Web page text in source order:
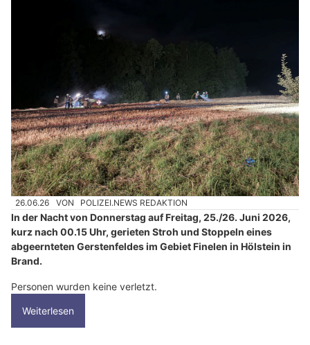
26.06.26 VON POLIZEI.NEWS REDAKTION
In der Nacht von Donnerstag auf Freitag, 25./26. Juni 2026,
kurz nach 00.15 Uhr, gerieten Stroh und Stoppeln eines
abgeernteten Gerstenfeldes im Gebiet Finelen in Hölstein in
Brand.
Personen wurden keine verletzt.
Weiterlesen